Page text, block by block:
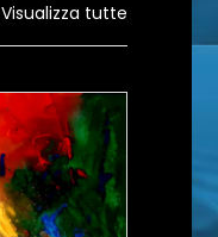
Visualizza tutte